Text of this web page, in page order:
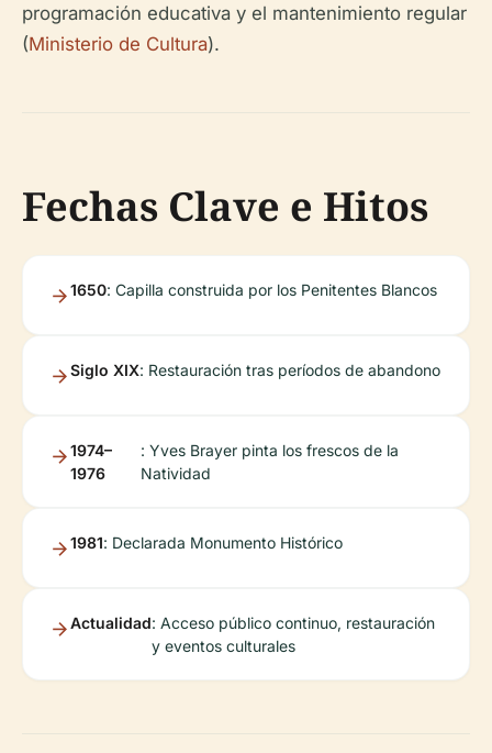
programación educativa y el mantenimiento regular
(Ministerio de Cultura).
Fechas Clave e Hitos
1650: Capilla construida por los Penitentes Blancos
Siglo XIX: Restauración tras períodos de abandono
1974–
1976
: Yves Brayer pinta los frescos de la
Natividad
1981: Declarada Monumento Histórico
Actualidad: Acceso público continuo, restauración
y eventos culturales